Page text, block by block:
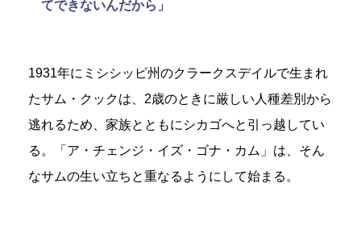
てできないんだから」
1931年にミシシッピ州のクラークスデイルで生まれ
たサム・クックは、2歳のときに厳しい人種差別から
逃れるため、家族とともにシカゴへと引っ越してい
る。「ア・チェンジ・イズ・ゴナ・カム」は、そん
なサムの生い立ちと重なるようにして始まる。